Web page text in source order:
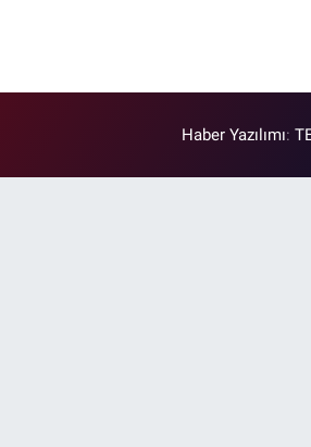
Haber Yazılımı: